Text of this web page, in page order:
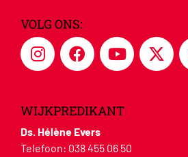
VOLG ONS:
WIJKPREDIKANT
Ds. Hélène Evers
Telefoon: 038 455 06 50